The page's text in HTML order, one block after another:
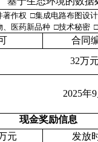
作权 □集成电路布图设
、医药新品种 □技术秘密
合同
32万元
2025年9
现金奖励信息
元 发放